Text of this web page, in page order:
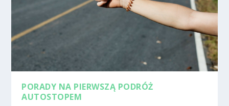
PORADY NA PIERWSZĄ PODRÓŻ
AUTOSTOPEM